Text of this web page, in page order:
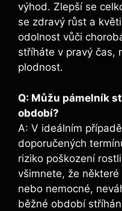
výhod. Zlepší se
se zdravý růst a
odolnost vůči
stříháte v pravý čas,
plodnost.
Q: Můžu pámelník
období?
A: V ideálním
doporučených
riziko poškození
všimnete, že
nebo nemocné,
běžné období